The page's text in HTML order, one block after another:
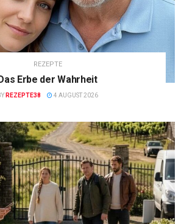
REZEPTE
Das Erbe der Wahrheit
REZEPTE38 4 AUGUST 2026